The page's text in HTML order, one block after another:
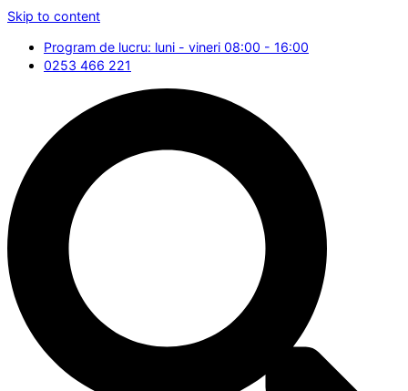
Skip to content
Program de lucru: luni - vineri 08:00 - 16:00
0253 466 221